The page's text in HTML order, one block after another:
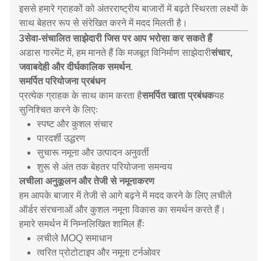
इससे हमारे ग्राहकों को अंतरराष्ट्रीय बाजारों में बढ़ते स्थिरता लक्ष्यों के
साथ बेहतर रूप से संरेखित करने में मदद मिलती है।
3सेवा-संचालित साझेदारी जिस पर आप भरोसा कर सकते हैं
अडास गारमेंट में, हम मानते हैं कि मजबूत विनिर्माण साझेदारीसंचार,
जवाबदेही और दीर्घकालिक समर्थन.
समर्पित परियोजना प्रबंधन
प्रत्येक ग्राहक के साथ काम करता हैसमर्पित खाता प्रबंधकयह
सुनिश्चित करने के लिएः
स्पष्ट और कुशल संचार
पारदर्शी उद्धरण
सुचारू नमूना और उत्पादन अनुवर्ती
शुरू से अंत तक बेहतर परियोजना समन्वय
लचीला अनुकूलन और तेजी से नमूनाकरण
हम आपके बाजार में तेजी से आगे बढ़ने में मदद करने के लिए लचीले
ऑर्डर संरचनाओं और कुशल नमूना विकास का समर्थन करते हैं।
हमारे समर्थन में निम्नलिखित शामिल हैंः
लचीले MOQ समाधान
त्वरित प्रोटोटाइप और नमूना टर्नओवर